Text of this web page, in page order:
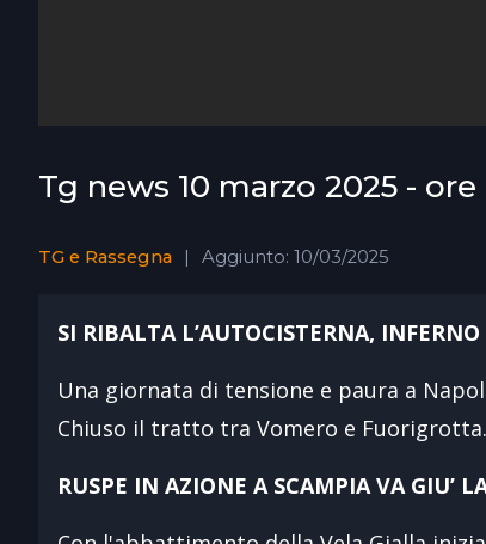
Tg news 10 marzo 2025 - ore
TG e Rassegna Aggiunto: 10/03/2025
SI RIBALTA L’AUTOCISTERNA,
Una giornata di tensione e paura a
Chiuso il tratto tra Vomero e
RUSPE IN AZIONE A SCAMPIA VA GIU’